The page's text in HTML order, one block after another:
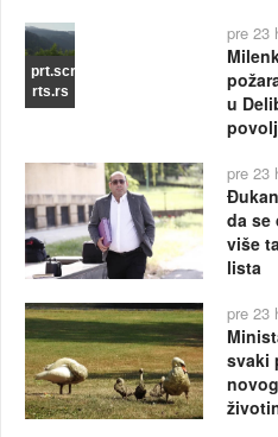
prt.scr
rts.rs
pre 23
u
pre 23
da se
više
lista
pre 23
svaki